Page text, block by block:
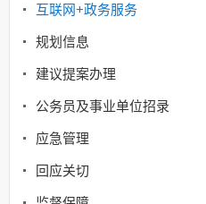
互联网+政务服务
规划信息
建议提案办理
公务员及事业单位招录
应急管理
回应关切